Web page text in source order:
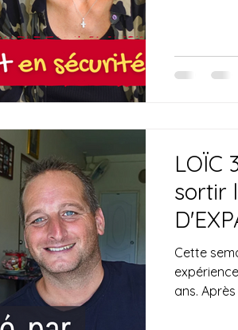
LOÏC
sortir
Cette
ans.